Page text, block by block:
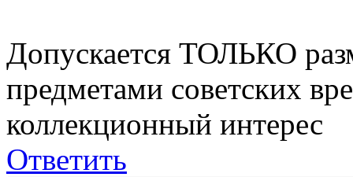
Допускается ТОЛЬКО
предметами советских
коллекционный интерес
Ответить